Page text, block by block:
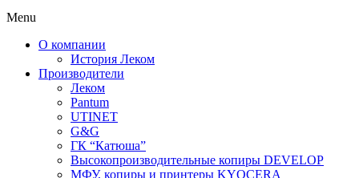
Menu
О компании
История Леком
Производители
Леком
Pantum
UTINET
G&G
ГК “Катюша”
Высокопроизводительные копиры DEVELOP
МФУ, копиры и принтеры KYOCERA